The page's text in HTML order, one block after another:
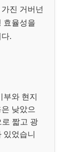
진 거버넌
효율성을
.
와 현지
낮았으
로 짧고 광
었습니